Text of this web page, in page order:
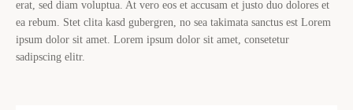
erat, sed diam voluptua. At vero eos et accusam et justo duo dolores et
ea rebum. Stet clita kasd gubergren, no sea takimata sanctus est Lorem
ipsum dolor sit amet. Lorem ipsum dolor sit amet, consetetur
sadipscing elitr.